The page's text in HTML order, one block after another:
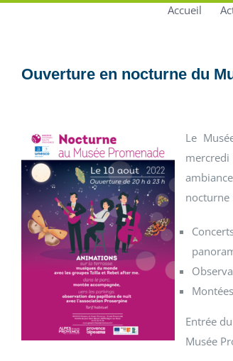
Accueil
Ouverture en nocturne du
Le
nocturne
Entrée
Musée